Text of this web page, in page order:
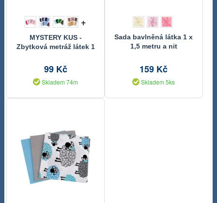
+
MYSTERY KUS -
Zbytková metráž látek 1
99 Kč
Skladem 74m
Sada bavlněná látka 1 x
1,5 metru a nit
159 Kč
Skladem 5ks